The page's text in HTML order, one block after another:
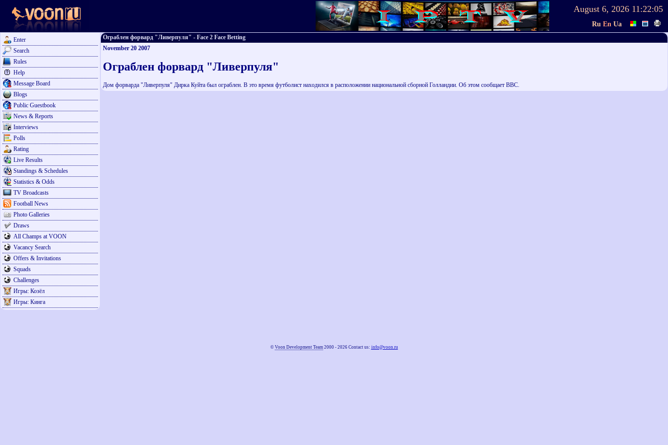
August 6, 2026 11:22:05
Ru En Ua
Enter
Search
Rules
Help
Message Board
Blogs
Public Guestbook
News & Reports
Interviews
Polls
Rating
Live Results
Standings & Schedules
Statistics & Odds
TV Broadcasts
Football News
Photo Galleries
Draws
All Champs at VOON
Vacancy Search
Offers & Invitations
Squads
Challenges
Игры: Козёл
Игры: Кинга
Ограблен форвард "Ливерпуля" - Face 2 Face Betting
November 20 2007
Ограблен форвард "Ливерпуля"
Дом форварда "Ливерпуля" Дирка Куйта был ограблен. В это время футболист находился в расположении национальной сборной Голландии. Об этом сообщает BBC.
© Voon Development Team2000 - 2026 Contact us: info@voon.ru